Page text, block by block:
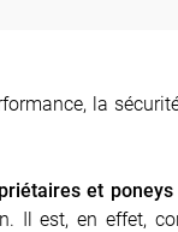
la
et poneys
Il est, en effet,